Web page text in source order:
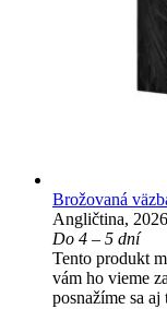
Brožovaná
Angličtina, 2026
Do 4 – 5 dní
Tento produkt
vám ho vieme
posnažíme sa